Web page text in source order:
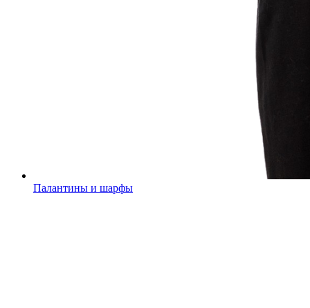
Палантины и шарфы